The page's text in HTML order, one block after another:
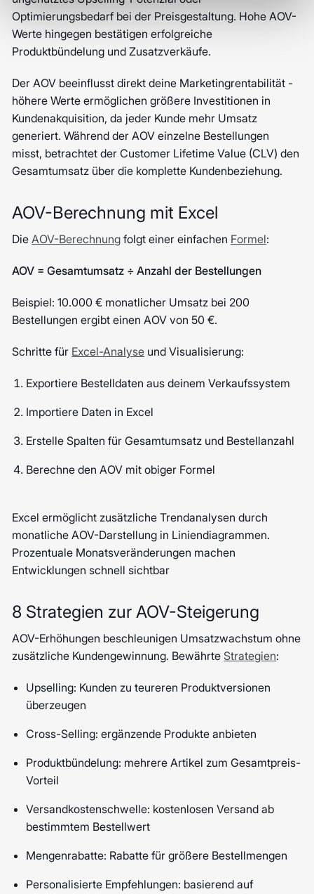
Optimierungsbedarf bei der Preisgestaltung. Hohe AOV-
Werte hingegen bestätigen erfolgreiche
Produktbündelung und Zusatzverkäufe.
Der AOV beeinflusst direkt deine Marketingrentabilität -
höhere Werte ermöglichen größere Investitionen in
Kundenakquisition, da jeder Kunde mehr Umsatz
generiert. Während der AOV einzelne Bestellungen
misst, betrachtet der Customer Lifetime Value (CLV) den
Gesamtumsatz über die komplette Kundenbeziehung.
AOV-Berechnung mit Excel
DieAOV-Berechnung folgt einer einfachen Formel:
AOV = Gesamtumsatz ÷ Anzahl der Bestellungen
Beispiel: 10.000 € monatlicher Umsatz bei 200
Bestellungen ergibt einen AOV von 50 €.
Schritte für Excel-Analyse und Visualisierung:
Exportiere Bestelldaten aus deinem Verkaufssystem
Importiere Daten in Excel
Erstelle Spalten für Gesamtumsatz und Bestellanzahl
Berechne den AOV mit obiger Formel
Excel ermöglicht zusätzliche Trendanalysen durch
monatliche AOV-Darstellung in Liniendiagrammen.
Prozentuale Monatsveränderungen machen
Entwicklungen schnell sichtbar
8 Strategien zur AOV-Steigerung
AOV-Erhöhungen beschleunigen Umsatzwachstum ohne
zusätzliche Kundengewinnung. Bewährte Strategien:
Upselling: Kunden zu teureren Produktversionen
überzeugen
Cross-Selling: ergänzende Produkte anbieten
Produktbündelung: mehrere Artikel zum Gesamtpreis-
Vorteil
Versandkostenschwelle: kostenlosen Versand ab
bestimmtem Bestellwert
Mengenrabatte: Rabatte für größere Bestellmengen
Personalisierte Empfehlungen: basierend auf